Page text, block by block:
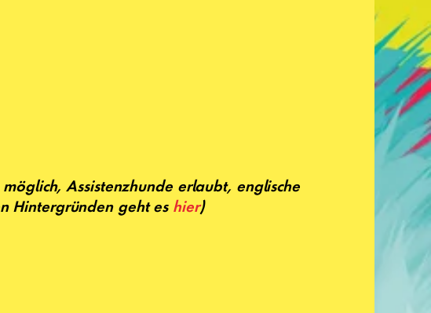
Assistenzhunde erlaubt, englische
Hintergründen geht es hier)